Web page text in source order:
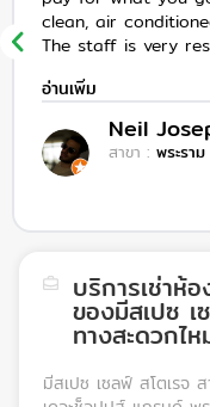
clean, air
The staff is very
อ่านเพิ่ม
Neil
สาขา : พระรา
บริการเช่าห้
ของมีสเปซ เ
ทางสะดวกไ
มีสเปซ เซลฟ์ สโตเรจ